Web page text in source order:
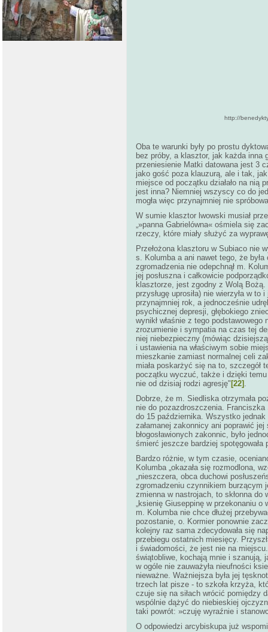
http://
Oba te warunki były po prostu
bez próby, a klasztor, jak każda
przeniesienie Matki datowana jest 3
jako gość poza klauzurą, ale i tak,
miejsce od początku działało na nią
jest inna? Niemniej wszyscy co do
mogła więc przynajmniej nie
W sumie klasztor lwowski musiał
„»panna Gabrielówna« ośmiela się
rzeczy, które miały służyć za
Przełożona klasztoru w Subiaco nie
s. Kolumba a ani nawet tego, że
zgromadzenia nie odepchnął m.
jej posłuszna i całkowicie
klasztorze, jest zgodny z Wolą
przysługę uprosiła) nie wierzyła w
przynajmniej rok, a jednocześnie
psychicznej depresji, głębokiego
wynikł właśnie z tego
zrozumienie i sympatia na czas tej
niej niebezpieczny (mówiąc
i ustawienia na właściwym sobie
mieszkanie zamiast normalnej celi
miała poskarżyć się na to,
początku wyczuć, także i dzięki
nie od dzisiaj rodzi agresję" [22] .
Dobrze, że m. Siedliska otrzymała
nie do pozazdroszczenia. Franciszka
do 15 października. Wszystko
załamanej zakonnicy ani poprawić
błogosławionych zakonnic, było
śmierć jeszcze bardziej
Bardzo różnie, w tym czasie,
Kolumba „okazała się rozmodlona,
„nieszczera, obca duchowi
zgromadzeniu czynnikiem burzącym
zmienna w nastrojach, to skłonna do
„ksienię Giuseppinę w przekonaniu o
m. Kolumba nie chce dłużej
pozostanie, o. Kormier ponownie
kolejny raz sama zdecydowała się
przebiegu ostatnich miesięcy.
i świadomości, że jest nie na
świątobliwe, kochają mnie i szanują,
w ogóle nie zauważyła nieufności
nieważne. Ważniejsza była jej
trzech lat pisze - to szkoła krzyża,
czuje się na siłach wrócić pomiędzy
wspólnie dążyć do niebieskiej
taki powrót: »czuję wyraźnie i
O odpowiedzi arcybiskupa już